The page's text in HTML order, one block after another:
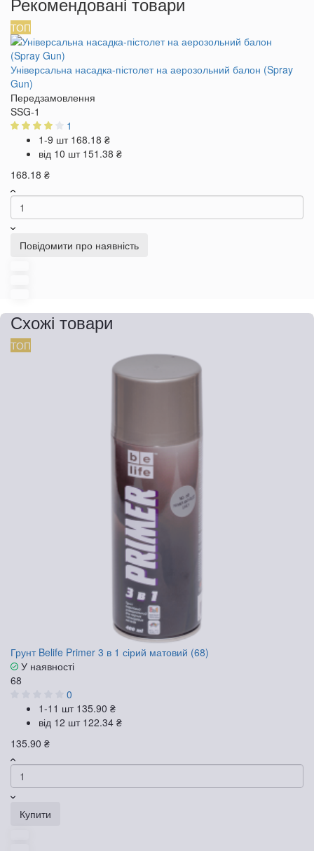
ТОП
Універсальна насадка-пістолет на аерозольний балон (Spray
Gun)
Передзамовлення
SSG-1
1
1-9 шт 168.18 ₴
від 10 шт 151.38 ₴
168.18 ₴
Повідомити про наявність
Схожі товари
ТОП
Грунт Belife Primer 3 в 1 сірий матовий (68)
У наявності
68
0
1-11 шт 135.90 ₴
від 12 шт 122.34 ₴
135.90 ₴
Купити